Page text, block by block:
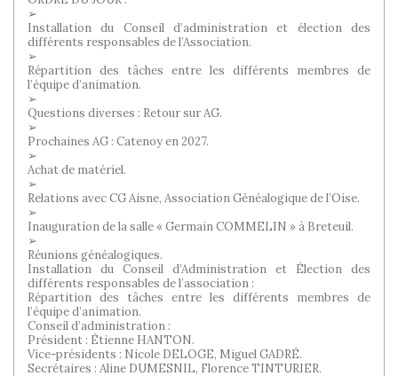
➢
Installation du Conseil d’administration et élection des
différents responsables de l’Association.
➢
Répartition des tâches entre les différents membres de
l’équipe d’animation.
➢
Questions diverses : Retour sur AG.
➢
Prochaines AG : Catenoy en 2027.
➢
Achat de matériel.
➢
Relations avec CG Aisne, Association Généalogique de l’Oise.
➢
Inauguration de la salle « Germain COMMELIN » à Breteuil.
➢
Réunions généalogiques.
Installation du Conseil d’Administration et Élection des
différents responsables de l’association :
Répartition des tâches entre les différents membres de
l’équipe d’animation.
Conseil d’administration :
Président : Étienne HANTON.
Vice-présidents : Nicole DELOGE, Miguel GADRÉ.
Secrétaires : Aline DUMESNIL, Florence TINTURIER.